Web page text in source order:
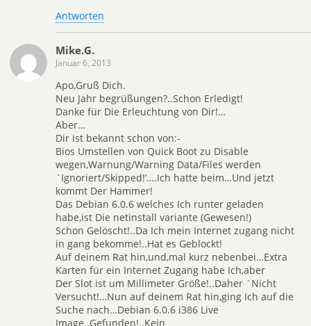
Antworten
Mike.G.
Januar 6, 2013
Apo,Gruß Dich.
Neu Jahr begrüßungen?..Schon Erledigt!
Danke für Die Erleuchtung von Dir!…
Aber…
Dir ist bekannt schon von:-
Bios Umstellen von Quick Boot zu Disable
wegen,Warnung/Warning Data/Files werden
`Ignoriert/Skipped!’….Ich hatte beim…Und jetzt
kommt Der Hammer!
Das Debian 6.0.6 welches Ich runter geladen
habe,ist Die netinstall variante (Gewesen!)
Schon Gelöscht!..Da Ich mein Internet zugang nicht
in gang bekomme!..Hat es Geblockt!
Auf deinem Rat hin,und,mal kurz nebenbei…Extra
Karten für ein Internet Zugang habe Ich,aber
Der Slot ist um Millimeter Größe!..Daher `Nicht
Versucht!…Nun auf deinem Rat hin,ging Ich auf die
Suche nach…Debian 6.0.6 i386 Live
Image..Gefunden!..Kein